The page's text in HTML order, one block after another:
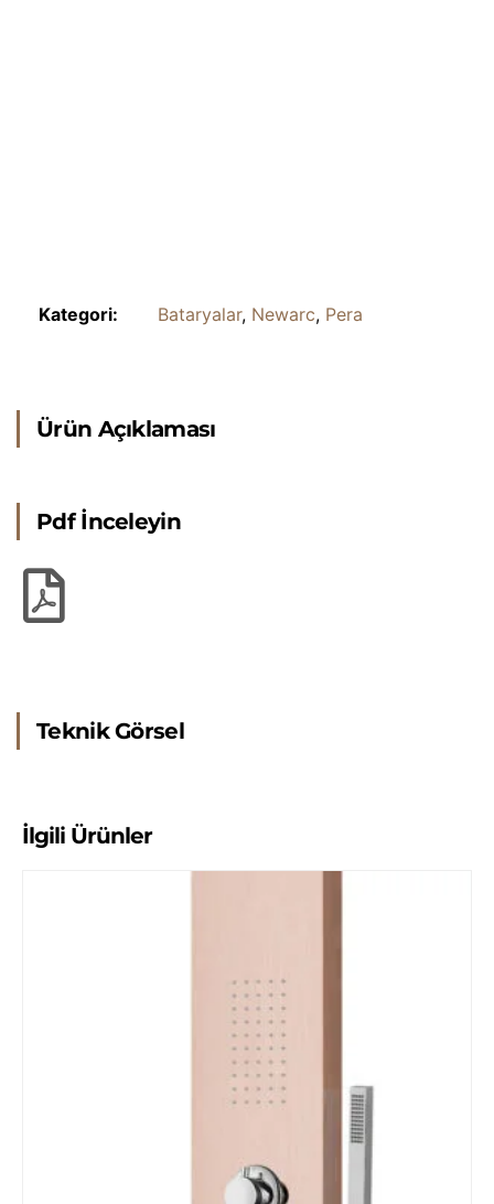
Kategori: Bataryalar, Newarc, Pera
Ürün Açıklaması
Pdf İnceleyin
Teknik Görsel
İlgili Ürünler